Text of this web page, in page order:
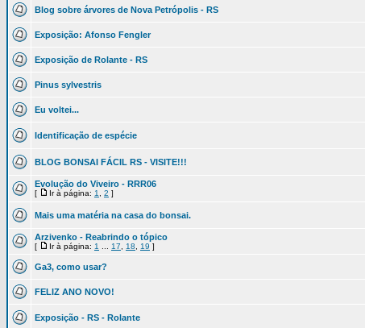
Blog sobre árvores de Nova Petrópolis - RS
Exposição: Afonso Fengler
Exposição de Rolante - RS
Pinus sylvestris
Eu voltei...
Identificação de espécie
BLOG BONSAI FÁCIL RS - VISITE!!!
Evolução do Viveiro - RRR06
[ Ir à página: 1 2 ]
Mais uma matéria na casa do bonsai.
Arzivenko - Reabrindo o tópico
[ Ir à página: 1 17 18 19 ]
Ga3, como usar?
FELIZ ANO NOVO!
Exposição - RS - Rolante